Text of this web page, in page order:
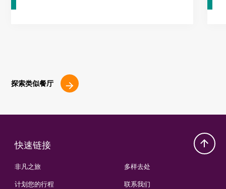
探索类似餐厅
快速链接
非凡之旅
计划您的行程
多样去处
联系我们